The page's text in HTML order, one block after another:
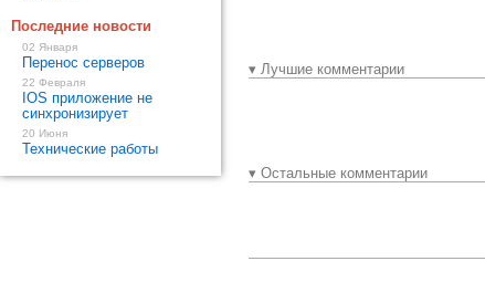
▾ Лучшие комментарии
▾ Остальные комментарии
Последние новости
02 Января
Перенос серверов
22 Февраля
IOS приложение не
синхронизирует
20 Июня
Технические работы